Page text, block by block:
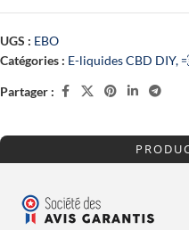
UGS : EBO
Catégories : E-liquides CBD DIY,
Partager :